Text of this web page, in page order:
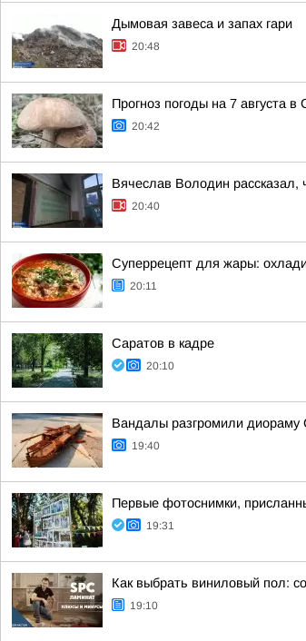
Дымовая завеса и запах гари
20:48
Прогноз погоды на 7 августа в
20:42
Вячеслав Володин
20:40
Суперрецепт для жары:
20:11
Саратов в кадре
20:10
Вандалы разгромили диораму
19:40
Первые фотоснимки,
19:31
Как выбрать виниловый пол:
19:10